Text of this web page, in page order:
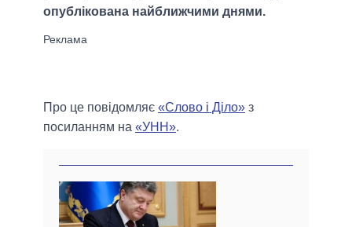
опублікована найближчими днями.
Про це повідомляє «Слово і Діло» з
посиланням на «УНН».